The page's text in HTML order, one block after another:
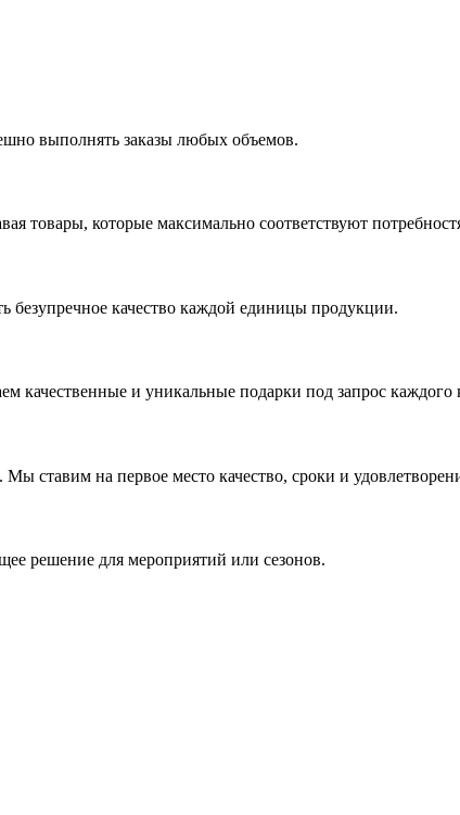
выполнять заказы любых объемов.
товары, которые максимально соответствуют
безупречное качество каждой единицы продукции.
качественные и уникальные подарки под запрос каждого
ставим на первое место качество, сроки и
решение для мероприятий или сезонов.